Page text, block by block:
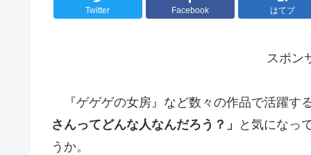
Twitter Facebook はてブ
スポン
『ゲゲゲの女房』など数々の作品で活躍す
さんってどんな人なんだろう？」
と気になっ
うか。